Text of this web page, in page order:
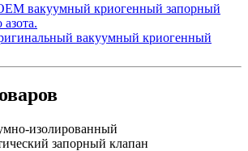
вакуумный криогенный запорный
вакуумный криогенный